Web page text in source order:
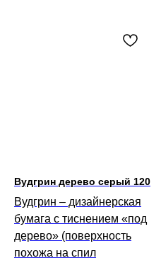
Вудгрин дерево серый 120
Вудгрин – дизайнерская
бумага с тиснением «под
дерево» (поверхность
похожа на спил